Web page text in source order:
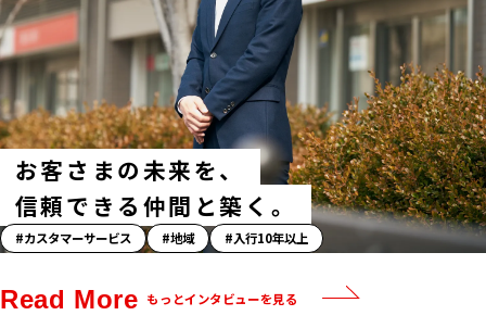
シ
ュ
タ
グ
お客さまの未来を、
信頼できる仲間と築く。
「ス
ー
リ
カスタマーサービス 地域 入行10年以上
Read More もっとインタビューを見る